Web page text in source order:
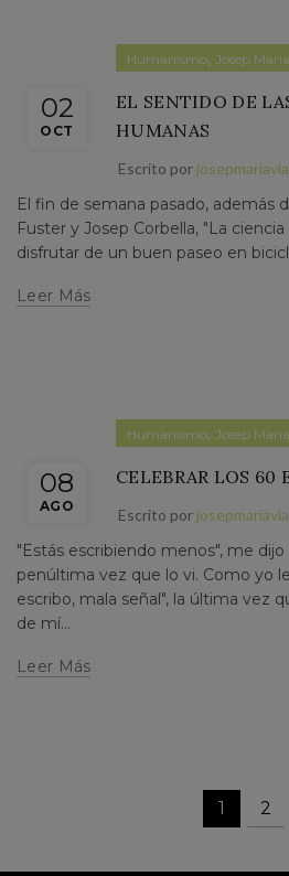
02
OCT
Humanismo, Josep
EL SENTIDO DE
HUMANAS
Escrito por josepmariavia
El fin de semana pasado, además
Fuster y Josep Corbella, "La
disfrutar de un buen paseo en
Leer Más
08
AGO
Humanismo, Josep
CELEBRAR LOS 60
Escrito por josepmariavia
"Estás escribiendo menos", me
penúltima vez que lo vi. Como yo
escribo, mala señal", la última vez
de mí...
Leer Más
1 2